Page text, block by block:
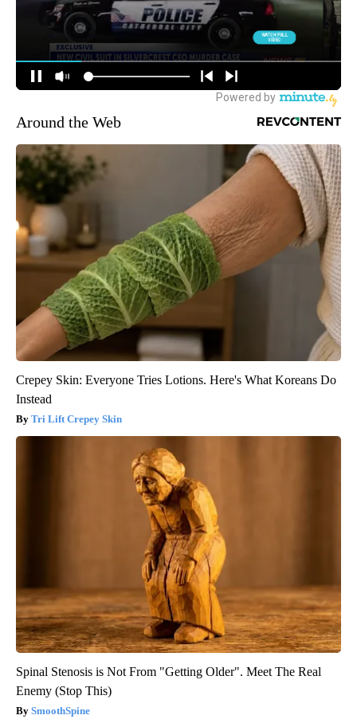
Around the Web
Crepey Skin: Everyone Tries Lotions. Here's What Koreans Do
Instead
Tri Lift Crepey Skin
Spinal Stenosis is Not From "Getting Older". Meet The Real
Enemy (Stop This)
SmoothSpine